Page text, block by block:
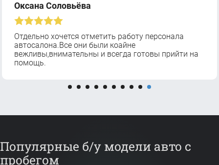
Оксана Соловьёва
Отдельно хочется отметить работу персонала
автосалона.Все они были коайне
вежливы,внимательны и всегда готовы прийти на
помощь.
Популярные б/у модели авто с
пробегом